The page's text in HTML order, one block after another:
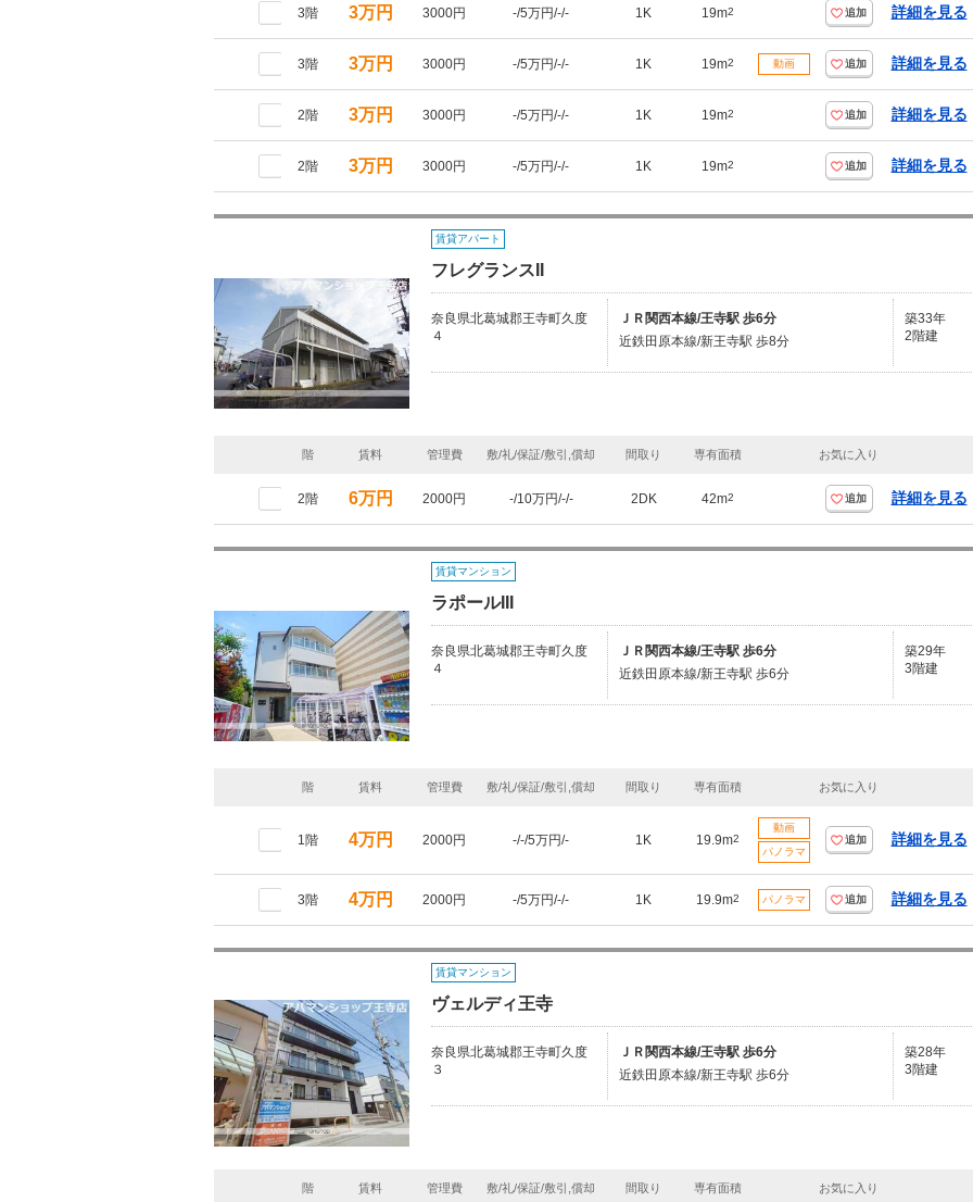
3階 3万円 3000円 -/5万円/-/- 1K 19m2 追加 詳細を見る
3階 3万円 3000円 -/5万円/-/- 1K 19m2 動画 追加 詳細を見る
2階 3万円 3000円 -/5万円/-/- 1K 19m2 追加 詳細を見る
2階 3万円 3000円 -/5万円/-/- 1K 19m2 追加 詳細を見る
賃貸アパート
フレグランスII
奈良県北葛城郡王寺町久度
４
ＪＲ関西本線/王寺駅 歩6分
近鉄田原本線/新王寺駅 歩8分
築33年
2階建
階 賃料 管理費 敷/礼/保証/敷引,償却 間取り 専有面積 お気に入り
2階 6万円 2000円 -/10万円/-/- 2DK 42m2 追加 詳細を見る
賃貸マンション
ラポールIII
奈良県北葛城郡王寺町久度
４
ＪＲ関西本線/王寺駅 歩6分
近鉄田原本線/新王寺駅 歩6分
築29年
3階建
階 賃料 管理費 敷/礼/保証/敷引,償却 間取り 専有面積 お気に入り
1階 4万円 2000円 -/-/5万円/- 1K 19.9m2
動画
パノラマ
追加 詳細を見る
3階 4万円 2000円 -/5万円/-/- 1K 19.9m2 パノラマ 追加 詳細を見る
賃貸マンション
ヴェルディ王寺
奈良県北葛城郡王寺町久度
３
ＪＲ関西本線/王寺駅 歩6分
近鉄田原本線/新王寺駅 歩6分
築28年
3階建
階 賃料 管理費 敷/礼/保証/敷引,償却 間取り 専有面積 お気に入り